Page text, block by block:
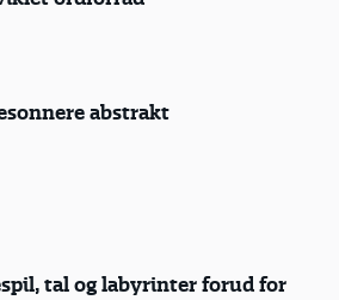
abstrakt
tal og labyrinter forud for